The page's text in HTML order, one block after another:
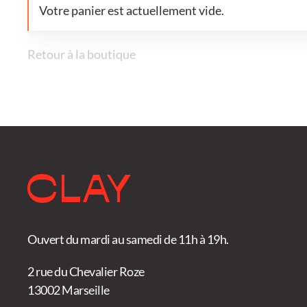
Votre panier est actuellement vide.
Retour à la boutique
Ouvert du mardi au samedi de 11h à 19h.
2 rue du Chevalier Roze
13002 Marseille